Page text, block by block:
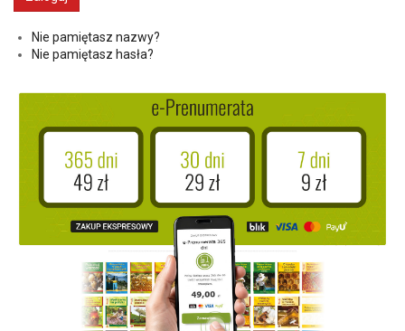
Nie pamiętasz nazwy?
Nie pamiętasz hasła?